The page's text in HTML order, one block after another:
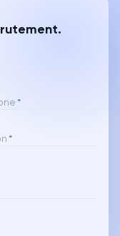
*
*